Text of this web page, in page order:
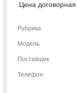
Цена договорная
Рубрика
Модель
Поставщик
Телефон